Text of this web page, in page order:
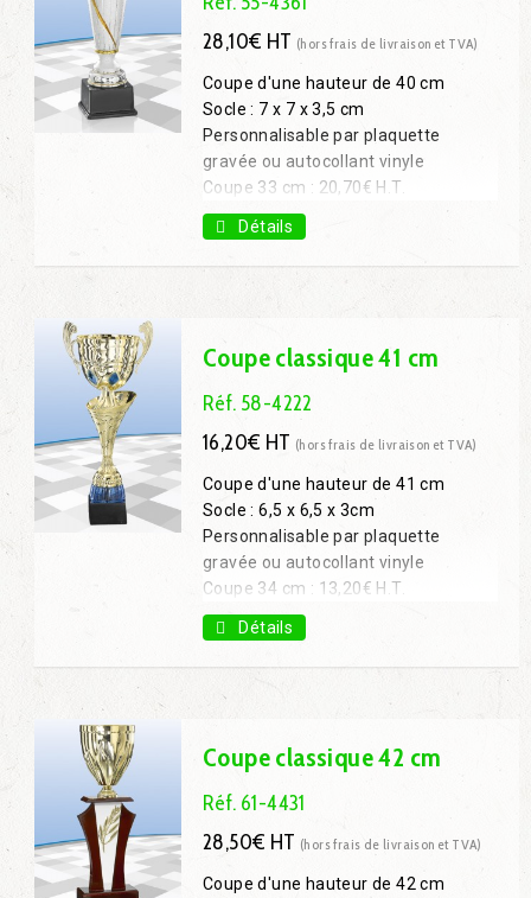
28,10€ HT (hors frais de livraison et TVA)
Coupe d'une hauteur de 40 cm
Socle : 7 x 7 x 3,5 cm
Personnalisable par plaquette
gravée ou autocollant vinyle
Coupe 33 cm : 20,70€ H.T.
Coupe 47 cm : 34,80€ H.T.
Détails
Coupe classique 41 cm
Réf. 58-4222
16,20€ HT (hors frais de livraison et TVA)
Coupe d'une hauteur de 41 cm
Socle : 6,5 x 6,5 x 3cm
Personnalisable par plaquette
gravée ou autocollant vinyle
Coupe 34 cm : 13,20€ H.T.
Coupe 46 cm : 18,90€ H.T.
Coupe 50 cm : 22,70€ H.T.
Détails
Coupe classique 42 cm
Réf. 61-4431
28,50€ HT (hors frais de livraison et TVA)
Coupe d'une hauteur de 42 cm